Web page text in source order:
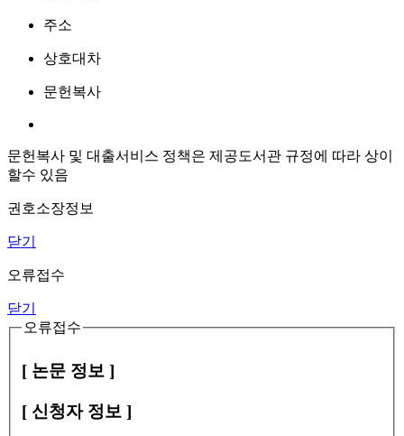
주소
상호대차
문헌복사
문헌복사 및 대출서비스 정책은 제공도서관 규정에 따라 상이
할수 있음
권호소장정보
닫기
오류접수
닫기
오류접수
[ 논문 정보 ]
[ 신청자 정보 ]